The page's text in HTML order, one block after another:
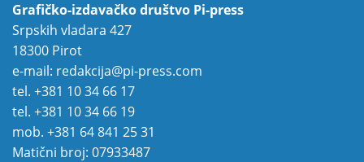
Grafičko-izdavačko društvo Pi-press
Srpskih vladara 427
18300 Pirot
e-mail: redakcija@pi-press.com
tel. +381 10 34 66 17
tel. +381 10 34 66 19
mob. +381 64 841 25 31
Matični broj: 07933487